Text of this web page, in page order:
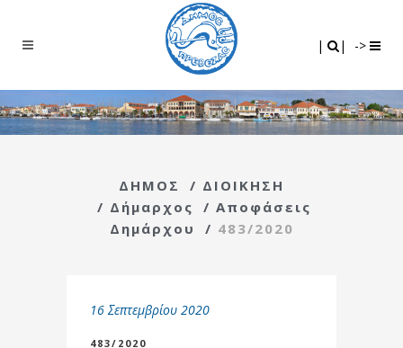
| | ->
ΔΗΜΟΣ / ΔΙΟΙΚΗΣΗ
/ Δήμαρχος / Αποφάσεις
Δημάρχου
/ 483/2020
16 Σεπτεμβρίου 2020
483/2020